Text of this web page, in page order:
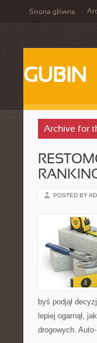
Strona główna
GUBIN
Archive for
POSTED BY
byś podjął
lepiej ogarnął,
drogowych.